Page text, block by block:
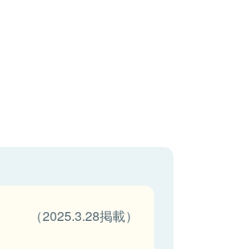
（2025.3.28掲載）